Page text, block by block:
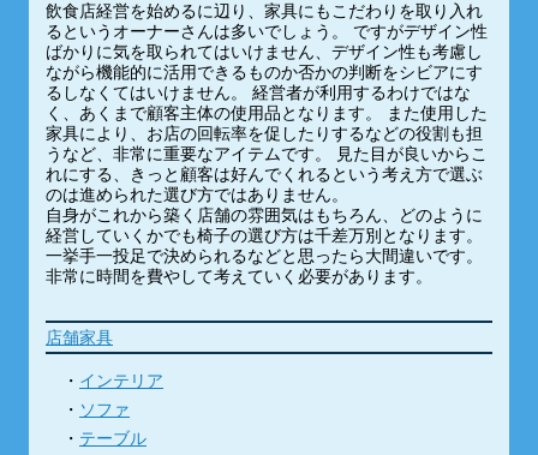
飲食店経営を始めるに辺り、家具にもこだわりを取り入れ
るというオーナーさんは多いでしょう。 ですがデザイン性
ばかりに気を取られてはいけません、デザイン性も考慮し
ながら機能的に活用できるものか否かの判断をシビアにす
るしなくてはいけません。 経営者が利用するわけではな
く、あくまで顧客主体の使用品となります。 また使用した
家具により、お店の回転率を促したりするなどの役割も担
うなど、非常に重要なアイテムです。 見た目が良いからこ
れにする、きっと顧客は好んでくれるという考え方で選ぶ
のは進められた選び方ではありません。
自身がこれから築く店舗の雰囲気はもちろん、どのように
経営していくかでも椅子の選び方は千差万別となります。
一挙手一投足で決められるなどと思ったら大間違いです。
非常に時間を費やして考えていく必要があります。
店舗家具
インテリア
ソファ
テーブル